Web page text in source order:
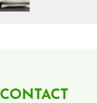
CONTACT